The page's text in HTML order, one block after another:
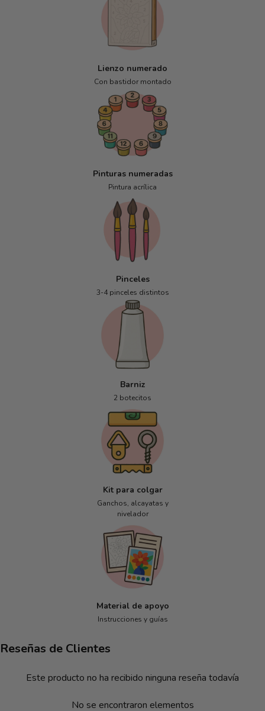
Lienzo numerado
Con bastidor montado
Pinturas numeradas
Pintura acrílica
Pinceles
3-4 pinceles distintos
Barniz
2 botecitos
Kit para colgar
Ganchos, alcayatas y
nivelador
Material de apoyo
Instrucciones y guías
Reseñas de Clientes
Este producto no ha recibido ninguna reseña todavía
No se encontraron elementos